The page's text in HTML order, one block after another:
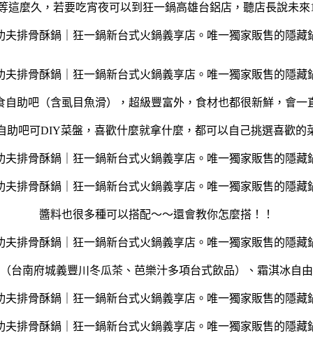
這麼久，若要吃宵夜可以到狂一鍋高雄台鋁店，聽店長說未來
自助吧（含虱目魚滑），超級豐富外，食材也都很新鮮，會一
助吧可DIY菜盤，喜歡什麼就拿什麼，都可以自己挑選喜歡的
醬料也很多種可以搭配～～還會教你怎麼搭！！
台南府城義豐川冬瓜茶、芭樂汁多項台式飲品）、霜淇冰自